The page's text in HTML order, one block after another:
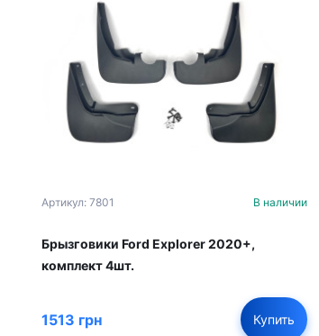
Артикул: 7801 В наличии
Брызговики Ford Explorer 2020+,
комплект 4шт.
1513 грн Купить